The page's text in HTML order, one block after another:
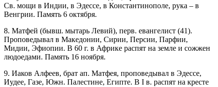
Св. мощи в Индии, в Эдессе, в Константинополе, рука – в
Венгрии. Память 6 октября.
8. Матфей (бывш. мытарь Левий), перв. евангелист (41).
Проповедывал в Македонии, Сирии, Персии, Парфии,
Мидии, Эфиопии. В 60 г. в Африке распят на земле и сожжен
людоедами. Память 16 ноября.
9. Иаков Алфеев, брат ап. Матфея, проповедывал в Эдессе,
Иудее, Газе, Южн. Палестине, Египте. В I в. распят на кресте